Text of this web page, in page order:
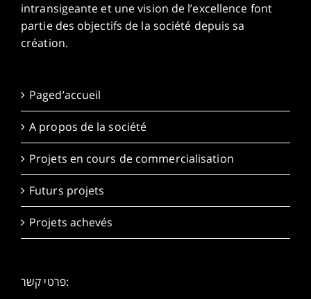
intransigeante et une vision de l’excellence font
partie des objectifs de la société depuis sa
création.
Paged’accueil
A propos de la société
Projets en cours de commercialisation
Futurs projets
Projets achevés
פרטי קשר: